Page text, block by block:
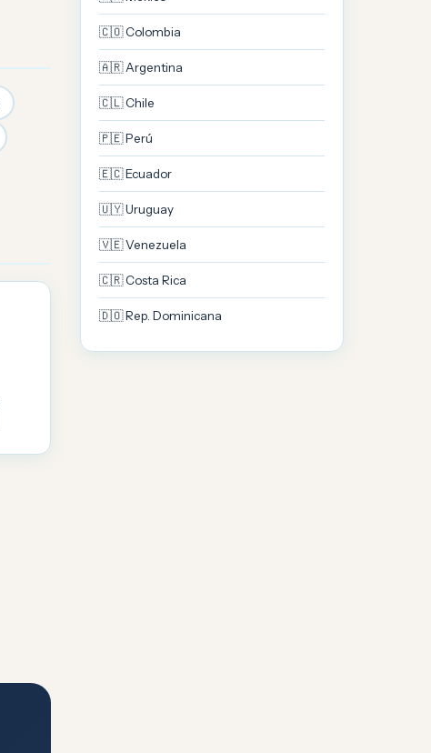
🇨🇴 Colombia
🇦🇷 Argentina
🇨🇱 Chile
🇵🇪 Perú
🇪🇨 Ecuador
🇺🇾 Uruguay
🇻🇪 Venezuela
🇨🇷 Costa Rica
🇩🇴 Rep. Dominicana